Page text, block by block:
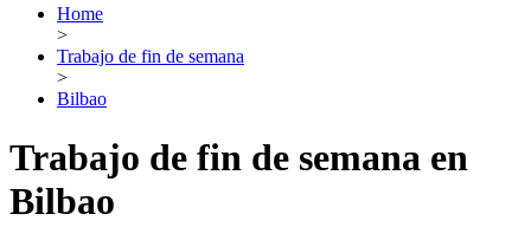
Home
>
Trabajo de fin de semana
>
Bilbao
Trabajo de fin de semana en
Bilbao